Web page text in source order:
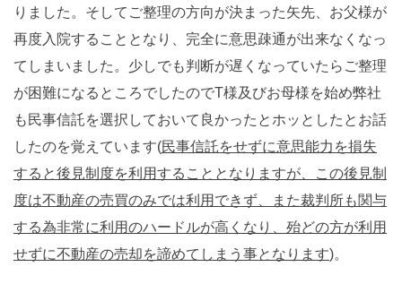
りました。そしてご整理の方向が決まった矢先、お父様が
再度入院することとなり、完全に意思疎通が出来なくなっ
てしまいました。少しでも判断が遅くなっていたらご整理
が困難になるところでしたのでT様及びお母様を始め弊社
も民事信託を選択しておいて良かったとホッとしたとお話
したのを覚えています(民事信託をせずに意思能力を損失
すると後見制度を利用することとなりますが、この後見制
度は不動産の売買のみでは利用できず、また裁判所も関与
する為非常に利用のハードルが高くなり、殆どの方が利用
せずに不動産の売却を諦めてしまう事となります)。